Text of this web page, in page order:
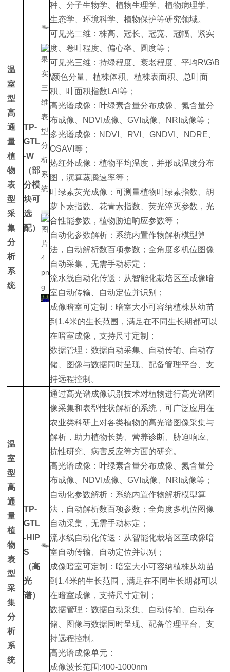
温
室
型
高
通
量
植
物
表
型
采
集
分
析
系
统
TP-
GTL
-W
（部
分模
块可
选
配）
种、分子生物学、植物生理学、植物病理学、
生态学、环境科学、植物保护等研究领域。
可见光二维：株高、冠长、冠宽、冠幅、紧实
度、卷叶程度、偏心率、圆度等；
可见光三维：持绿程度、衰老程度、平均R\G\B
\颜色分量、植株体积、植株表面积、总叶面
积、叶面积指数LAI等；
高光谱成像：叶绿素含量分布成像、氮含量分
布成像、NDVI成像、GVI成像、NRI成像等；
多光谱成像：NDVI、RVI、GNDVI、NDRE、
OSAVI等；
热红外成像：植物平均温度，并形成温度分布
图，演算蒸腾速率等；
叶绿素荧光成像：可测量植物叶绿素指数、胡
萝卜素指数、花青素指数、荧光淬灭参数，光
合性能参数，植物胁迫响应参数等；
自动化参数解析：系统内置作物解析模型算
法，自动解析数百项参数；全角度多机位图像
自动采集，无需手动标定；
流水线自动化传送：从智能化栽培区至成像暗
室自动传输、自动定位并识别；
成像暗室可定制：暗室大小可容纳植株从幼苗
到1.4米的生长范围，满足在不同生长期都可以
在暗室成像，支持尺寸定制；
数据管理：数据自动采集、自动传输、自动存
储、图像与数据同时呈现、配备管理平台、支
持远程控制。
温
室
型
高
通
量
植
物
表
型
采
集
分
析
系
统
TP-
GTL
-HIP
S
（高
光
谱）
通过高光谱成像识别技术对植物进行高光谱图
像采集和表型性状解析的系统，可广泛应用在
农业类科研上对各类植物的高光谱图像采集与
解析，助力植物长势、营养诊断、胁迫响应、
抗性研究、病害反应等方面的研究。
高光谱成像：叶绿素含量分布成像、氮含量分
布成像、NDVI成像、GVI成像、NRI成像等；
自动化参数解析：系统内置作物解析模型算
法，自动解析数百项参数；全角度多机位图像
自动采集，无需手动标定；
流水线自动化传送：从智能化栽培区至成像暗
室自动传输、自动定位并识别；
成像暗室可定制：暗室大小可容纳植株从幼苗
到1.4米的生长范围，满足在不同生长期都可以
在暗室成像，支持尺寸定制；
数据管理：数据自动采集、自动传输、自动存
储、图像与数据同时呈现、配备管理平台、支
持远程控制。
高光谱成像单元：
成像波长范围:400-1000nm